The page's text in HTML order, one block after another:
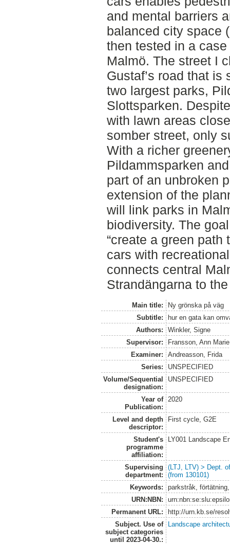
and mental barriers
balanced city space
then tested in a
Malmö. The street I
Gustaf’s road that is
two largest parks,
Slottsparken.
with lawn areas
somber street, only
With a richer
Pildammsparken
part of an unbroken
extension of the
will link parks in
biodiversity. The
“create a green
cars with
connects central
Strandängarna to
Main title:
Ny grönska på väg
Subtitle:
hur en gata kan
Authors:
Winkler, Signe
Supervisor:
Fransson, Ann Marie
Examiner:
Andreasson, Frida
Series:
UNSPECIFIED
Volume/Sequential
designation:
UNSPECIFIED
Year of
Publication:
2020
Level and depth
descriptor:
First cycle, G2E
Student's
programme
affiliation:
LY001 Landscape
Supervising
department:
(LTJ, LTV) > Dept.
(from 130101)
Keywords:
parkstråk,
URN:NBN:
Permanent URL:
http://urn.kb.se/
Subject. Use of
subject categories
until 2023-04-30.:
Landscape